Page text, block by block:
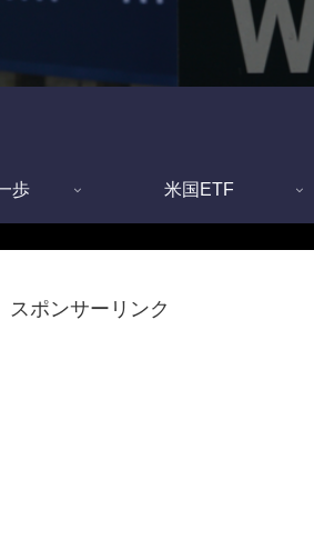
歩 米国ETF
スポンサーリンク